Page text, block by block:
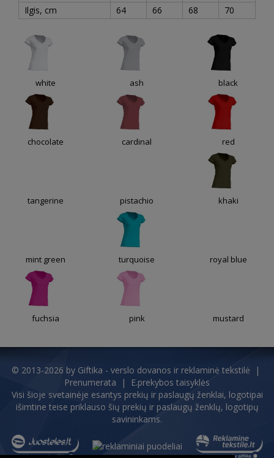
Ilgis, cm
64 66 68 70
white ash black
chocolate cardinal red
tangerine pistachio khaki
mint green turquoise royal blue
fuchsia pink mustard
© 2013-2026 by Giftika - verslo dovanos ir reklaminė tekstilė |
Prenumerata |
E.prekybos taisyklės
Visi šioje svetainėje esantys prekių ir paslaugų ženklai, logotipai
išimtine teise priklauso šių prekių ir paslaugų ženklų, logotipų
savininkams.